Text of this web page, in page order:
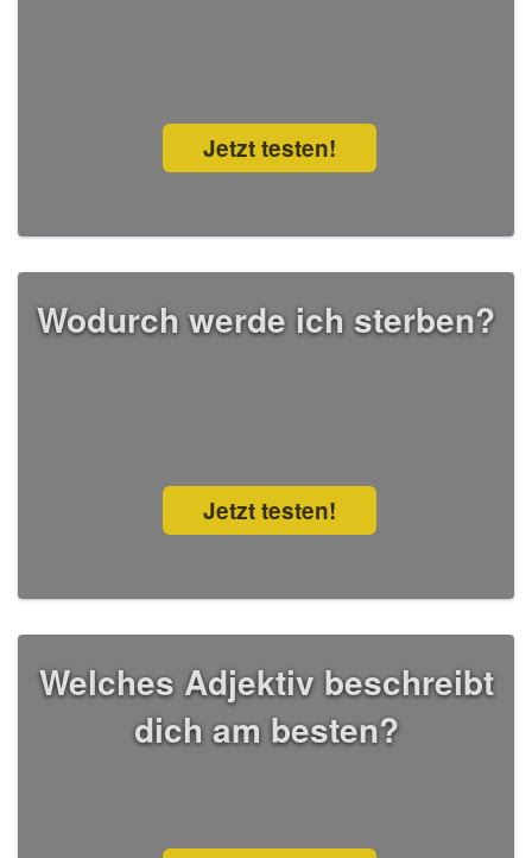
Jetzt testen!
Wodurch werde ich sterben?
Jetzt testen!
Welches Adjektiv beschreibt
dich am besten?